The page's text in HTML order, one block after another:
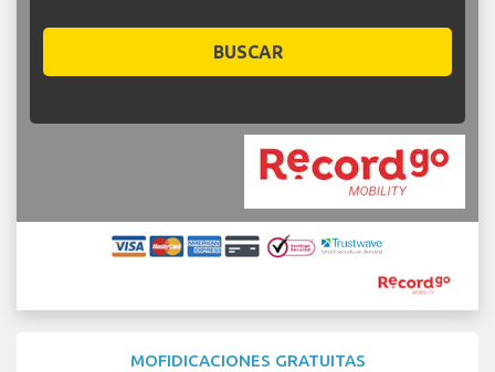
BUSCAR
MOFIDICACIONES GRATUITAS